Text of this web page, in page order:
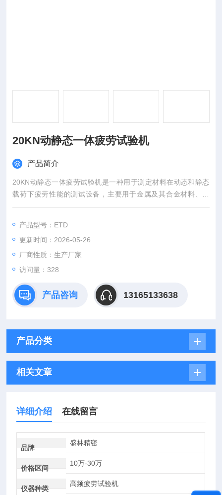
20KN动静态一体疲劳试验机
产品简介
20KN动静态一体疲劳试验机是一种用于测定材料在动态和静态
载荷下疲劳性能的测试设备，主要用于金属及其合金材料、橡
胶、弹簧等材料的拉伸、压缩、疲劳、低周疲劳等试验。
产品型号：ETD
更新时间：2026-05-26
厂商性质：生产厂家
访问量：328
产品咨询 13165133638
产品分类
相关文章
详细介绍 在线留言
品牌
盛林精密
价格区间
10万-30万
仪器种类
高频疲劳试验机